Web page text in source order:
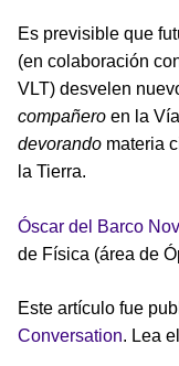
Es previsible que
(en colaboración
VLT) desvelen
compañero en la
devorando materia
la Tierra.
Óscar del Barco
de Física (área de
Este artículo fue
Conversation. Lea el